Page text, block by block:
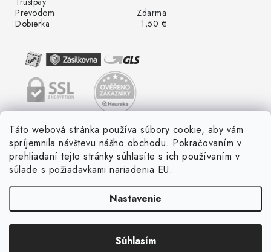
Táto webová stránka používa súbory cookie, aby vám
spríjemnila návštevu nášho obchodu. Pokračovaním v
prehliadaní tejto stránky súhlasíte s ich používaním v
súlade s požiadavkami nariadenia EU.
Nastavenie
Súhlasím
Prevodom
Zdarma
Dobierka
1,50 €
LED ME GROW. Všetky práva vyhradené.